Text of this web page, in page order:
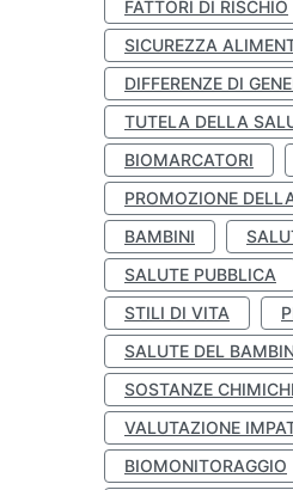
FATTORI DI RISCHIO
SICUREZZA
DIFFERENZE DI
TUTELA DELLA
BIOMARCATORI
PROMOZIONE
BAMBINI
SALUTE PUBBLICA
STILI DI VITA
SALUTE DEL
SOSTANZE
VALUTAZIONE
BIOMONITORAGGIO